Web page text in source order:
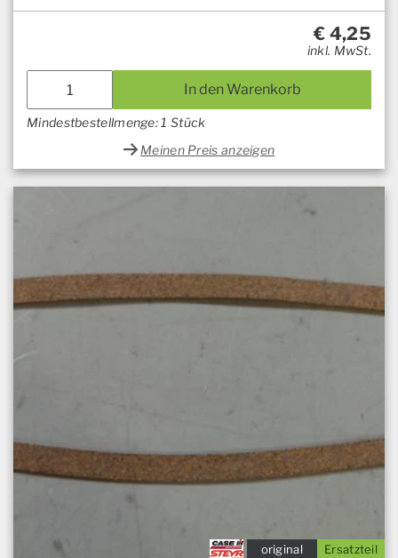
€ 4,25
inkl. MwSt.
In den Warenkorb
Mindestbestellmenge: 1 Stück
Meinen Preis anzeigen
Ersatzteil
original